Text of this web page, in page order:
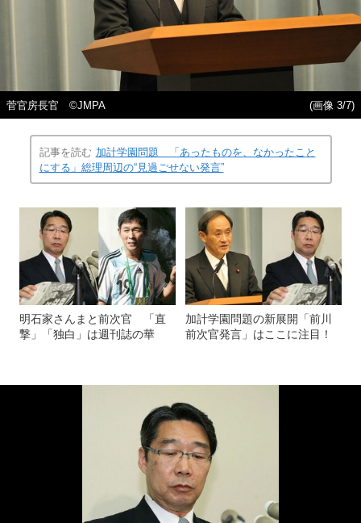
菅官房長官 ©JMPA (画像 3/7)
記事を読む 加計学園問題 「あったものを、なかったこと
にする」総理周辺の“見過ごせない発言”
明石家さんまと前次官 「直
撃」「独白」は週刊誌の華
加計学園問題の新展開「前川
前次官発言」はここに注目！